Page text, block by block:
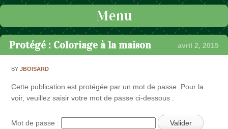
Menu
Passer au contenu
Protégé : Coloriage à la maison avril 2, 2015
BYJBOISARD
Cette publication est protégée par un mot de passe. Pour la
voir, veuillez saisir votre mot de passe ci-dessous :
Mot de passe :